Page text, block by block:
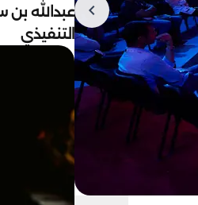
عبدالله
التنفيذي